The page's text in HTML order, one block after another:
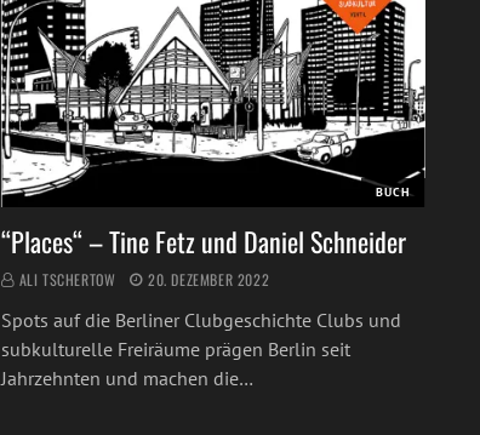
BUCH
“Places“ – Tine Fetz und Daniel Schneider
ALI TSCHERTOW 20. DEZEMBER 2022
Spots auf die Berliner Clubgeschichte Clubs und
subkulturelle Freiräume prägen Berlin seit
Jahrzehnten und machen die…